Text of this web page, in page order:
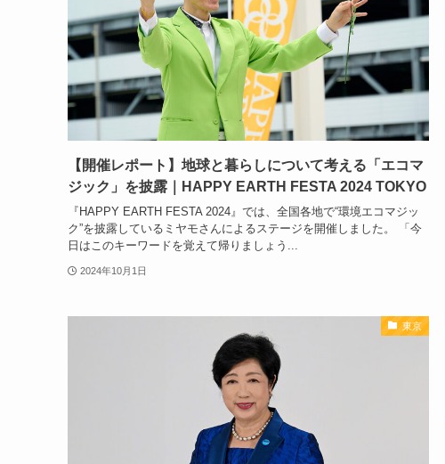
【開催レポート】地球と暮らしについて考える「エコマ
ジック」を披露｜HAPPY EARTH FESTA 2024 TOKYO
『HAPPY EARTH FESTA 2024』では、全国各地で“環境エコマジッ
ク”を披露しているミヤモさんによるステージを開催しました。 「今
日はこのキーワードを覚えて帰りましょう...
2024年10月1日
東京